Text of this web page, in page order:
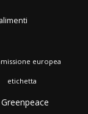
alimenti
europea
etichetta
Greenpeace